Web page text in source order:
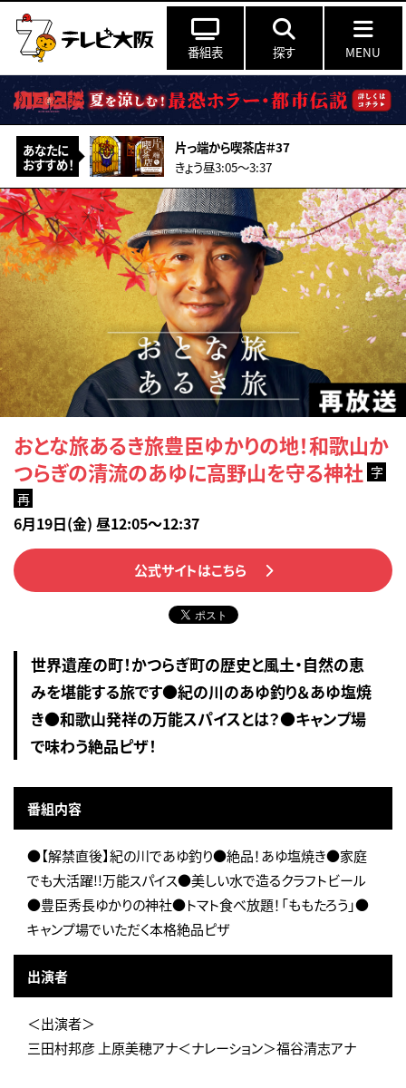
番組表 探す MENU
あなたに
おすすめ！
片っ端から喫茶店＃37
きょう昼3:05〜3:37
おとな旅あるき旅豊臣ゆかりの地！和歌山か
つらぎの清流のあゆに高野山を守る神社 字
再
6月19日(金) 昼12:05～12:37
公式サイトはこちら
世界遺産の町！かつらぎ町の歴史と風土・自然の恵
みを堪能する旅です●紀の川のあゆ釣り＆あゆ塩焼
き●和歌山発祥の万能スパイスとは？●キャンプ場
で味わう絶品ピザ！
番組内容
●【解禁直後】紀の川であゆ釣り●絶品！あゆ塩焼き●家庭
でも大活躍!!万能スパイス●美しい水で造るクラフトビール
●豊臣秀長ゆかりの神社●トマト食べ放題！「ももたろう」●
キャンプ場でいただく本格絶品ピザ
出演者
＜出演者＞
三田村邦彦 上原美穂アナ＜ナレーション＞福谷清志アナ